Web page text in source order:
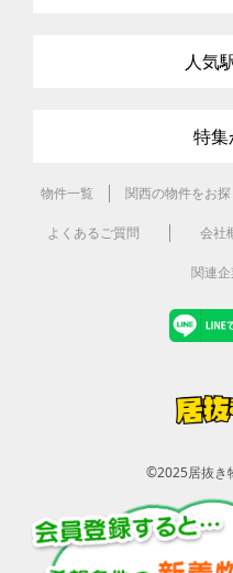
人気
特集
物件一覧 関西の物件をお
よくあるご質問 会社
関連
©2025居抜き